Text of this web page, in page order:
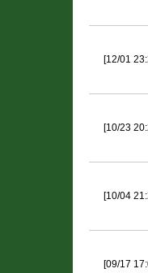
[12/01
[10/23
[10/04
[09/17